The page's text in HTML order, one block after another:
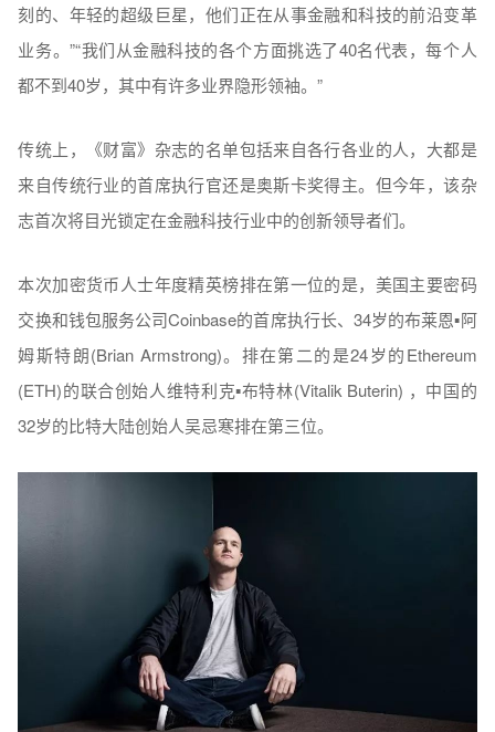
刻的、年轻的超级巨星，他们正在从事金融和科技的前沿变革
业务。”“我们从金融科技的各个方面挑选了40名代表，每个人
都不到40岁，其中有许多业界隐形领袖。”
传统上，《财富》杂志的名单包括来自各行各业的人，大都是
来自传统行业的首席执行官还是奥斯卡奖得主。但今年，该杂
志首次将目光锁定在金融科技行业中的创新领导者们。
本次加密货币人士年度精英榜排在第一位的是，美国主要密码
交换和钱包服务公司Coinbase的首席执行长、34岁的布莱恩▪阿
姆斯特朗(Brian Armstrong)。排在第二的是24岁的Ethereum
(ETH)的联合创始人维特利克▪布特林(Vitalik Buterin) ，中国的
32岁的比特大陆创始人吴忌寒排在第三位。